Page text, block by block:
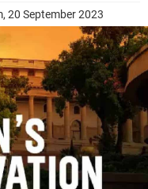
20 September 2023